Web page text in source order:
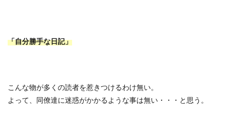
「自分勝手な日記」
こんな物が多くの読者を惹きつけるわけ無い。
よって、同僚達に迷惑がかかるような事は無い・・・と思う。